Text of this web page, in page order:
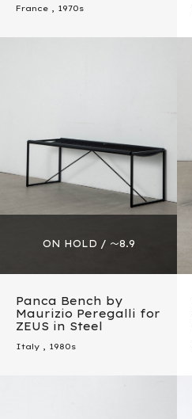
France , 1970s
Panca Bench by
Maurizio Peregalli for
ZEUS in Steel
Italy , 1980s